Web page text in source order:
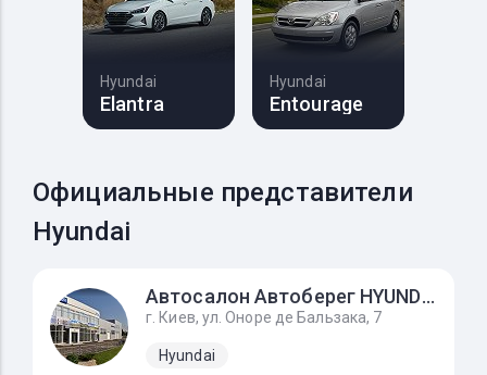
Hyundai
Elantra
Hyundai
Entourage
Официальные представители
Hyundai
Автосалон Автоберег HYUNDAI, на Усенко 8
г. Киев, ул. Оноре де Бальзака, 7
Hyundai